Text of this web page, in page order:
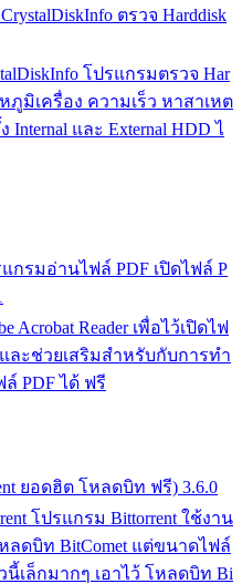
ตรวจ Harddisk
โปรแกรมตรวจ Har
มิเครื่อง ความเร็ว หาสาเหต
และ External HDD ไ
แกรมอ่านไฟล์ PDF เปิดไฟล์ P
Reader เพื่อไว้เปิดไฟ
และช่วยเสริมสำหรับกับการทำ
PDF ได้ ฟรี
ยอดฮิต โหลดบิท ฟรี) 3.6.0
โปรแกรม Bittorrent ใช้งาน
ลดบิท BitComet แต่ขนาดไฟล์
นี้เล็กมากๆ เอาไว้ โหลดบิท Bi